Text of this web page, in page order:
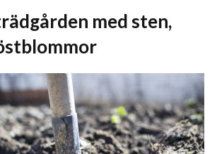
med sten,